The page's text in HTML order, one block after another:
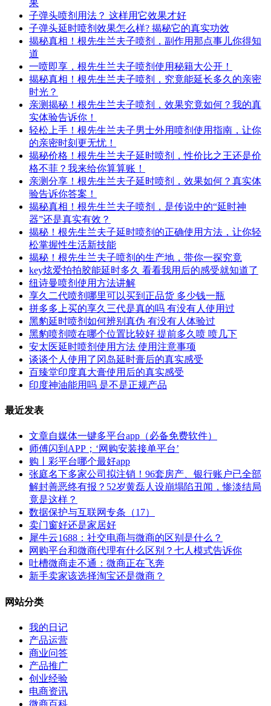
果
子弹头喷剂用法？ 这样用它效果才好
子弹头延时喷剂效果怎么样? 揭秘它的真实功效
揭秘真相！根先生兰夫子喷剂，副作用那点事儿你得知
道
一喷即享，根先生兰夫子喷剂使用秘籍大公开！
揭秘真相！根先生兰夫子喷剂，究竟能延长多久的亲密
时光？
亲测揭秘！根先生兰夫子喷剂，效果究竟如何？我的真
实体验告诉你！
轻松上手！根先生兰夫子男士外用喷剂使用指南，让你
的亲密时刻更无忧！
揭秘价格！根先生兰夫子延时喷剂，性价比之王还是价
格不菲？我来给你算算账！
亲测分享！根先生兰夫子延时喷剂，效果如何？真实体
验告诉你答案！
揭秘真相！根先生兰夫子喷剂，是传说中的“延时神
器”还是真实有效？
揭秘！根先生兰夫子延时喷剂的正确使用方法，让你轻
松掌握性生活新技能
揭秘！根先生兰夫子喷剂的生产地，带你一探究竟
key炫爱拍拍胶能延时多久 看看我用后的感受就知道了
纽诗曼喷剂使用方法讲解
享久二代喷剂哪里可以买到正品货 多少钱一瓶
拼多多上买的享久三代是真的吗 有没有人使用过
黑豹延时喷剂如何辨别真伪 有没有人体验过
黑豹喷剂喷在哪个位置比较好 提前多久喷 喷几下
安太医延时喷剂使用方法 使用注意事项
谈谈个人使用了冈岛延时膏后的真实感受
百臻堂印度真大膏使用后的真实感受
印度神油能用吗 是不是正规产品
最近发表
文章自媒体一键多平台app（必备免费软件）
师傅闪到APP；‘网购安装接单平台’
购丨彩平台哪个最好app
张庭名下多家公司拟注销！96套房产、银行账户已全部
解封善恶终有报？52岁黄磊人设崩塌陷丑闻，惨淡结局
竟是这样？
数据保护与互联网专条（17）
卖门窗好还是家居好
犀牛云1688：社交电商与微商的区别是什么？
网购平台和微商代理有什么区别？七人模式告诉你
吐槽微商走不通：微商正在飞奔
新手卖家该选择淘宝还是微商？
网站分类
我的日记
产品运营
商业问答
产品推广
创业经验
电商资讯
微商百科